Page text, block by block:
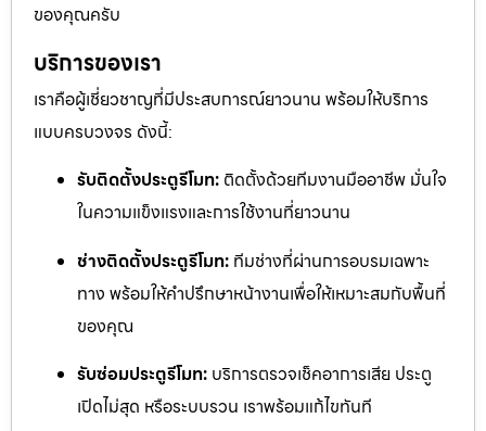
ของคุณครับ
บริการของเรา
เราคือผู้เชี่ยวชาญที่มีประสบการณ์ยาวนาน พร้อมให้บริการ
แบบครบวงจร ดังนี้:
รับติดตั้งประตูรีโมท: ติดตั้งด้วยทีมงานมืออาชีพ มั่นใจ
ในความแข็งแรงและการใช้งานที่ยาวนาน
ช่างติดตั้งประตูรีโมท: ทีมช่างที่ผ่านการอบรมเฉพาะ
ทาง พร้อมให้คำปรึกษาหน้างานเพื่อให้เหมาะสมกับพื้นที่
ของคุณ
รับซ่อมประตูรีโมท: บริการตรวจเช็คอาการเสีย ประตู
เปิดไม่สุด หรือระบบรวน เราพร้อมแก้ไขทันที